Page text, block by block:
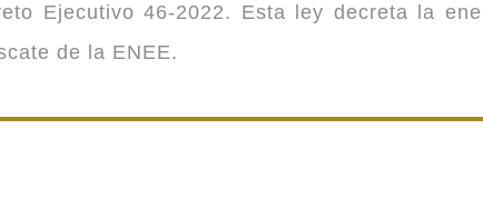
Ejecutivo 46-2022. Esta ley decreta la
de la ENEE.